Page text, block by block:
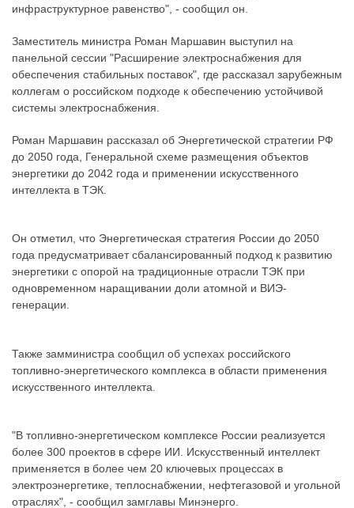
инфраструктурное равенство", - сообщил он.
Заместитель министра Роман Маршавин выступил на
панельной сессии "Расширение электроснабжения для
обеспечения стабильных поставок", где рассказал зарубежным
коллегам о российском подходе к обеспечению устойчивой
системы электроснабжения.
Роман Маршавин рассказал об Энергетической стратегии РФ
до 2050 года, Генеральной схеме размещения объектов
энергетики до 2042 года и применении искусственного
интеллекта в ТЭК.
Он отметил, что Энергетическая стратегия России до 2050
года предусматривает сбалансированный подход к развитию
энергетики с опорой на традиционные отрасли ТЭК при
одновременном наращивании доли атомной и ВИЭ-
генерации.
Также замминистра сообщил об успехах российского
топливно-энергетического комплекса в области применения
искусственного интеллекта.
"В топливно-энергетическом комплексе России реализуется
более 300 проектов в сфере ИИ. Искусственный интеллект
применяется в более чем 20 ключевых процессах в
электроэнергетике, теплоснабжении, нефтегазовой и угольной
отраслях", - сообщил замглавы Минэнерго.